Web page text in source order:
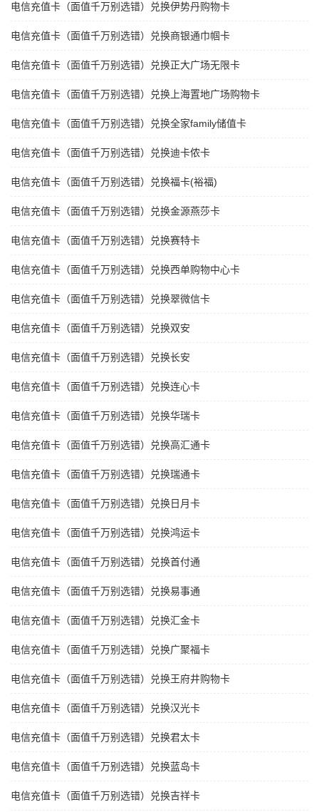
电信充值卡（面值千万别选错）兑换伊势丹购物卡
电信充值卡（面值千万别选错）兑换商银通巾帼卡
电信充值卡（面值千万别选错）兑换正大广场无限卡
电信充值卡（面值千万别选错）兑换上海置地广场购物卡
电信充值卡（面值千万别选错）兑换全家family储值卡
电信充值卡（面值千万别选错）兑换迪卡侬卡
电信充值卡（面值千万别选错）兑换福卡(裕福)
电信充值卡（面值千万别选错）兑换金源燕莎卡
电信充值卡（面值千万别选错）兑换赛特卡
电信充值卡（面值千万别选错）兑换西单购物中心卡
电信充值卡（面值千万别选错）兑换翠微信卡
电信充值卡（面值千万别选错）兑换双安
电信充值卡（面值千万别选错）兑换长安
电信充值卡（面值千万别选错）兑换连心卡
电信充值卡（面值千万别选错）兑换华瑞卡
电信充值卡（面值千万别选错）兑换高汇通卡
电信充值卡（面值千万别选错）兑换瑞通卡
电信充值卡（面值千万别选错）兑换日月卡
电信充值卡（面值千万别选错）兑换鸿运卡
电信充值卡（面值千万别选错）兑换首付通
电信充值卡（面值千万别选错）兑换易事通
电信充值卡（面值千万别选错）兑换汇金卡
电信充值卡（面值千万别选错）兑换广聚福卡
电信充值卡（面值千万别选错）兑换王府井购物卡
电信充值卡（面值千万别选错）兑换汉光卡
电信充值卡（面值千万别选错）兑换君太卡
电信充值卡（面值千万别选错）兑换蓝岛卡
电信充值卡（面值千万别选错）兑换吉祥卡